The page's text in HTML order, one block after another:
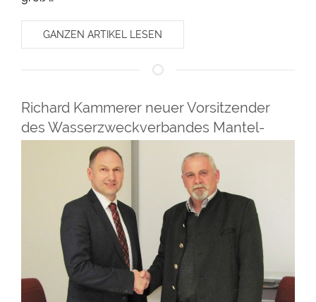
GANZEN ARTIKEL LESEN
Richard Kammerer neuer Vorsitzender
des Wasserzweckverbandes Mantel-
Weiherhammer